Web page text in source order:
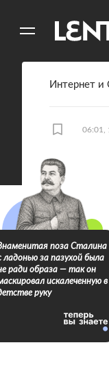
Интернет
06:01,
поза Сталина
ладонью за пазухой была
ради образа — так он
искалеченную в
руку